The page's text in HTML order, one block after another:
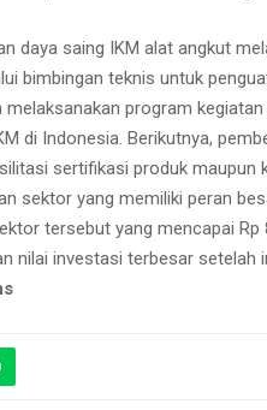
daya saing IKM alat angkut
bimbingan teknis untuk
melaksanakan program
di Indonesia. Berikutnya,
sertifikasi produk maupun
sektor yang memiliki peran
tersebut yang mencapai Rp
nilai investasi terbesar setelah